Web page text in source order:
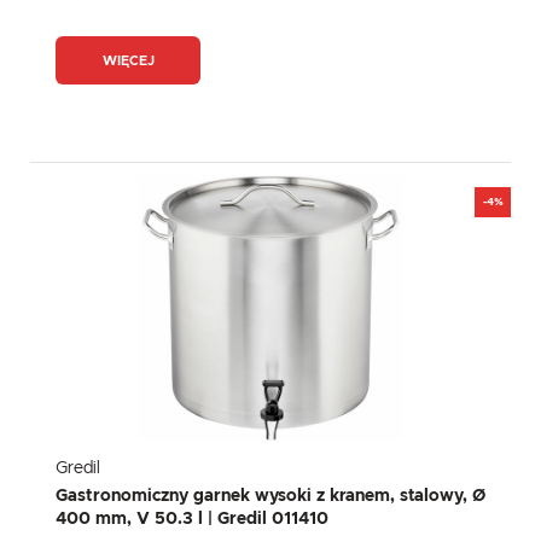
WIĘCEJ
-4%
Gredil
Gastronomiczny garnek wysoki z kranem, stalowy, Ø
400 mm, V 50.3 l | Gredil 011410